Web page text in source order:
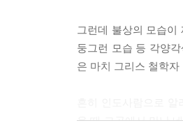
그런데 불상의 모습
둥그런 모습 등 각양
은 마치 그리스 철학
을 때 그곳에서 만난